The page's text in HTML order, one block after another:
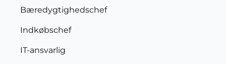
Bæredygtighedschef
Indkøbschef
IT-ansvarlig